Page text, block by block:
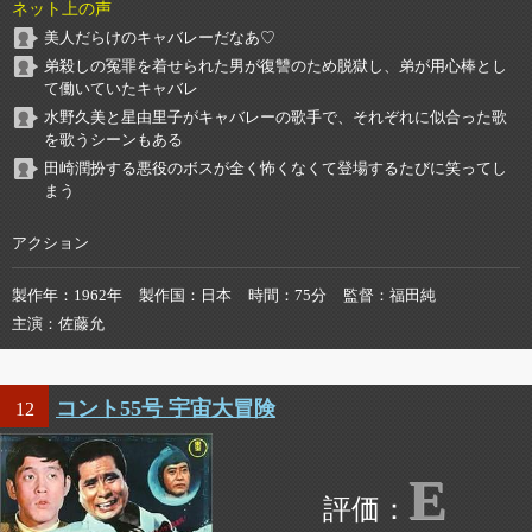
ネット上の声
美人だらけのキャバレーだなあ♡
弟殺しの冤罪を着せられた男が復讐のため脱獄し、弟が用心棒とし
て働いていたキャバレ
水野久美と星由里子がキャバレーの歌手で、それぞれに似合った歌
を歌うシーンもある
田崎潤扮する悪役のボスが全く怖くなくて登場するたびに笑ってし
まう
アクション
製作年 1962年 製作国 日本 時間 75分 監督
福田純
主演
佐藤允
12 コント55号 宇宙大冒険
E